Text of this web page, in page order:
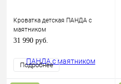
Кроватка детская ПАНДА с
маятником
31 990 руб.
Подробнее